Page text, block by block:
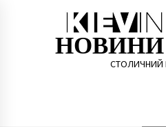
НОВИНИ
СТОЛИЧНИЙ